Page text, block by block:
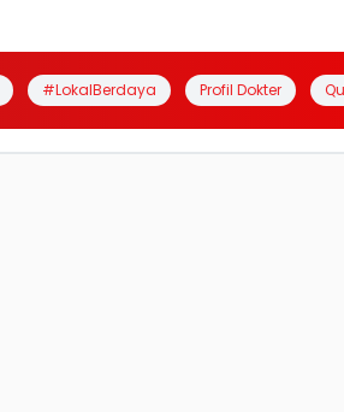
#LokalBerdaya Profil Dokter